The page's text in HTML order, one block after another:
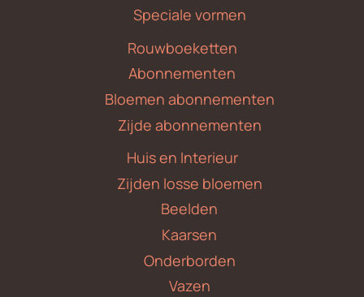
Speciale vormen
Rouwboeketten
Abonnementen
Bloemen abonnementen
Zijde abonnementen
Huis en Interieur
Zijden losse bloemen
Beelden
Kaarsen
Onderborden
Vazen